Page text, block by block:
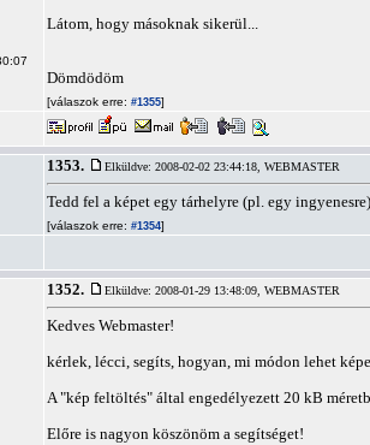
Látom, hogy másoknak sikerül...
Dömdödöm
[válaszok erre: #1355]
1353. Elküldve: 2008-02-02 23:44:18, WEBMASTER
Tedd fel a képet egy tárhelyre (pl. egy
[válaszok erre: #1354]
1352. Elküldve: 2008-01-29 13:48:09, WEBMASTER
Kedves Webmaster!
kérlek, lécci, segíts, hogyan, mi módon lehet
A "kép feltöltés" által engedélyezett 20 kB
Előre is nagyon köszönöm a segítséget!